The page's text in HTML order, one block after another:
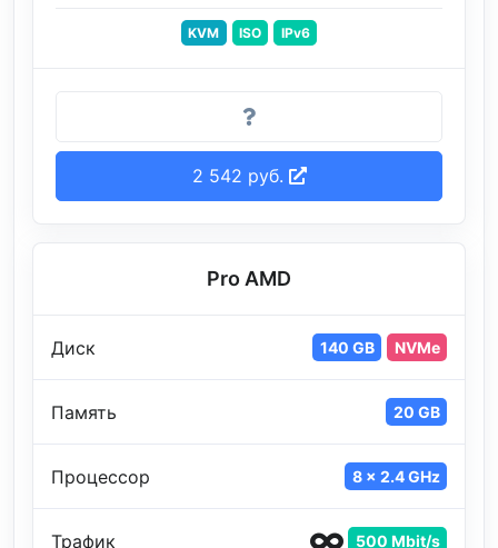
KVM ISO IPv6
2 542 руб.
Pro AMD
Диск 140 GB NVMe
Память 20 GB
Процессор 8 x 2.4 GHz
Трафик 500 Mbit/s